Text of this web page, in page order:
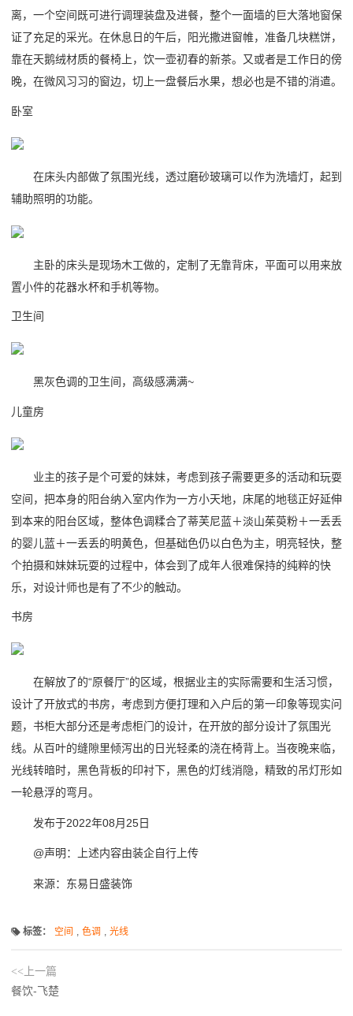
离，一个空间既可进行调理装盘及进餐，整个一面墙的巨大落地窗保
证了充足的采光。在休息日的午后，阳光撒进窗帷，准备几块糕饼，
靠在天鹅绒材质的餐椅上，饮一壶初春的新茶。又或者是工作日的傍
晚，在微风习习的窗边，切上一盘餐后水果，想必也是不错的消遣。
卧室
在床头内部做了氛围光线，透过磨砂玻璃可以作为洗墙灯，起到
辅助照明的功能。
主卧的床头是现场木工做的，定制了无靠背床，平面可以用来放
置小件的花器水杯和手机等物。
卫生间
黑灰色调的卫生间，高级感满满~
儿童房
业主的孩子是个可爱的妹妹，考虑到孩子需要更多的活动和玩耍
空间，把本身的阳台纳入室内作为一方小天地，床尾的地毯正好延伸
到本来的阳台区域，整体色调糅合了蒂芙尼蓝＋淡山茱萸粉＋一丢丢
的婴儿蓝＋一丢丢的明黄色，但基础色仍以白色为主，明亮轻快，整
个拍摄和妹妹玩耍的过程中，体会到了成年人很难保持的纯粹的快
乐，对设计师也是有了不少的触动。
书房
在解放了的“原餐厅”的区域，根据业主的实际需要和生活习惯，
设计了开放式的书房，考虑到方便打理和入户后的第一印象等现实问
题，书柜大部分还是考虑柜门的设计，在开放的部分设计了氛围光
线。从百叶的缝隙里倾泻出的日光轻柔的浇在椅背上。当夜晚来临，
光线转暗时，黑色背板的印衬下，黑色的灯线消隐，精致的吊灯形如
一轮悬浮的弯月。
发布于2022年08月25日
@声明：上述内容由装企自行上传
来源：东易日盛装饰
标签： 空间 , 色调 , 光线
<<上一篇
餐饮-飞楚